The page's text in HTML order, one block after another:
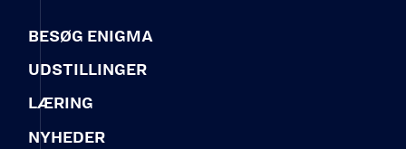
BESØG ENIGMA
UDSTILLINGER
LÆRING
NYHEDER